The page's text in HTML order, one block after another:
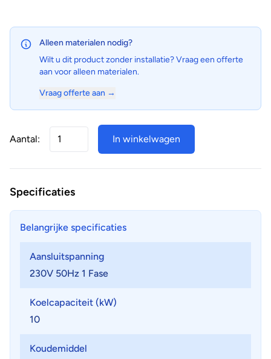
Alleen materialen nodig?
Wilt u dit product zonder installatie? Vraag een offerte
aan voor alleen materialen.
Vraag offerte aan →
Aantal: In winkelwagen
Specificaties
Belangrijke specificaties
Aansluitspanning
230V 50Hz 1 Fase
Koelcapaciteit (kW)
10
Koudemiddel